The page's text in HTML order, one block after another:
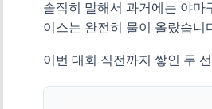
솔직히 말해서 과거에는 야마
이스는 완전히 물이 올랐습니
이번 대회 직전까지 쌓인 두